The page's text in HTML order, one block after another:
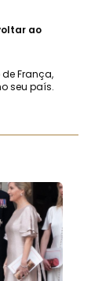
ao
França,
seu país.